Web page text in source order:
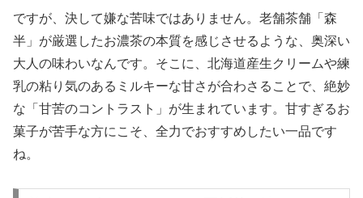
ですが、決して嫌な苦味ではありません。老舗茶舗「森
半」が厳選したお濃茶の本質を感じさせるような、奥深い
大人の味わいなんです。そこに、北海道産生クリームや練
乳の粘り気のあるミルキーな甘さが合わさることで、絶妙
な「甘苦のコントラスト」が生まれています。甘すぎるお
菓子が苦手な方にこそ、全力でおすすめしたい一品です
ね。